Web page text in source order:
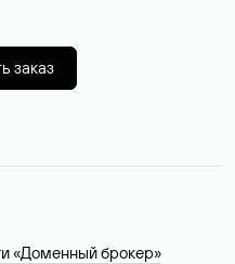
заказ
«Доменный брокер»